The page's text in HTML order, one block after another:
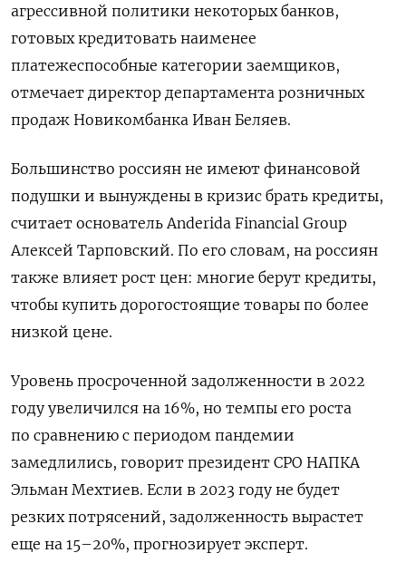
агрессивной политики некоторых банков,
готовых кредитовать наименее
платежеспособные категории заемщиков,
отмечает директор департамента розничных
продаж Новикомбанка Иван Беляев.
Большинство россиян не имеют финансовой
подушки и вынуждены в кризис брать кредиты,
считает основатель Anderida Financial Group
Алексей Тарповский. По его словам, на россиян
также влияет рост цен: многие берут кредиты,
чтобы купить дорогостоящие товары по более
низкой цене.
Уровень просроченной задолженности в 2022
году увеличился на 16%, но темпы его роста
по сравнению с периодом пандемии
замедлились, говорит президент СРО НАПКА
Эльман Мехтиев. Если в 2023 году не будет
резких потрясений, задолженность вырастет
еще на 15–20%, прогнозирует эксперт.